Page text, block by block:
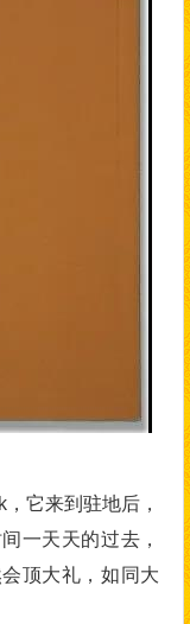
它来到驻地后，
一天天的过去，
顶大礼，如同大